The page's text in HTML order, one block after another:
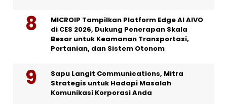
MICROIP Tampilkan Platform Edge AI AIVO
di CES 2026, Dukung Penerapan Skala
Besar untuk Keamanan Transportasi,
Pertanian, dan Sistem Otonom
Sapu Langit Communications, Mitra
Strategis untuk Hadapi Masalah
Komunikasi Korporasi Anda